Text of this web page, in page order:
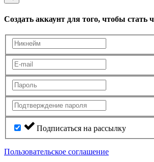
Создать аккаунт для того, чтобы стать
Подписаться на рассылку
Пользовательское соглашение